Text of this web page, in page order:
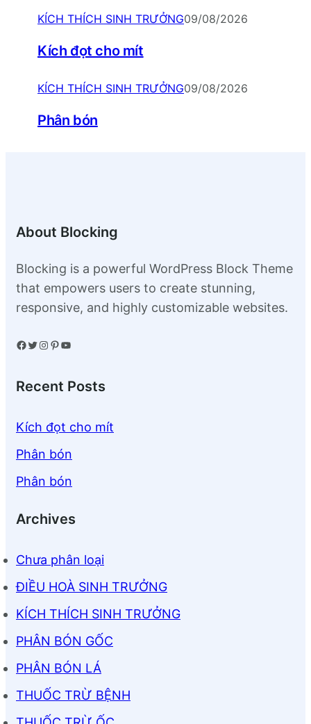
KÍCH THÍCH SINH TRƯỞNG09/08/2026
Kích đọt cho mít
KÍCH THÍCH SINH TRƯỞNG09/08/2026
Phân bón
About Blocking
Blocking is a powerful WordPress Block Theme
that empowers users to create stunning,
responsive, and highly customizable websites.
Facebook Twitter Instagram Pinterest YouTube
Recent Posts
Kích đọt cho mít
Phân bón
Phân bón
Archives
Chưa phân loại
ĐIỀU HOÀ SINH TRƯỞNG
KÍCH THÍCH SINH TRƯỞNG
PHÂN BÓN GỐC
PHÂN BÓN LÁ
THUỐC TRỪ BỆNH